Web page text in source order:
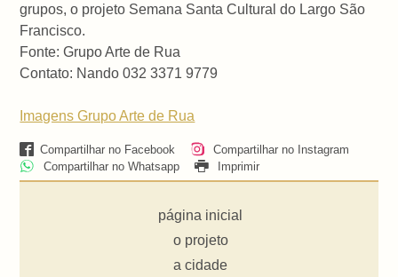
grupos, o projeto Semana Santa Cultural do Largo São
Francisco.
Fonte: Grupo Arte de Rua
Contato: Nando 032 3371 9779
Imagens Grupo Arte de Rua
Compartilhar no Facebook
Compartilhar no Instagram
Compartilhar no Whatsapp
Imprimir
página inicial
o projeto
a cidade